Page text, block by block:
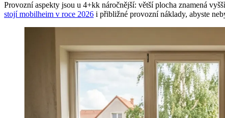
Provozní aspekty jsou u 4+kk náročnější: větší plocha znamená
stojí mobilheim v roce 2026 i přibližné provozní náklady, abyste